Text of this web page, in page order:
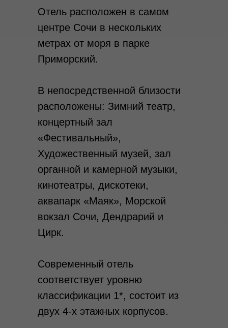
Отель расположен в самом
центре Сочи в нескольких
метрах от моря в парке
Приморский.
В непосредственной близости
расположены: Зимний театр,
концертный зал
«Фестивальный»,
Художественный музей, зал
органной и камерной музыки,
кинотеатры, дискотеки,
аквапарк «Маяк», Морской
вокзал Сочи, Дендрарий и
Цирк.
Современный отель
соответствует уровню
классификации 1*, состоит из
двух 4-х этажных корпусов.